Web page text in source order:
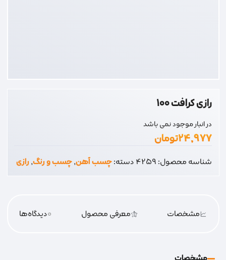
رازی کرافت 100
در انبار موجود نمی باشد
۲۴,۹۷۷تومان
شناسه محصول:4259دسته:چسب آهن,چسب و رنگ,رازی
مشخصات معرفی محصول 0دیدگاه‌‌ها